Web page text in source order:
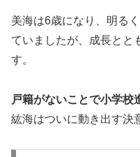
美海は6歳になり、明る
ていましたが、成長とと
す。
戸籍がないことで小学校
紘海はついに動き出す決